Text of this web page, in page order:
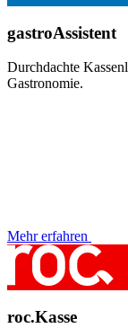
gastroAssistent
Durchdachte
Gastronomie.
Mehr erfahren
roc.Kasse